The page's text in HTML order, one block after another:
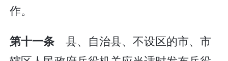
作。
第十一条 县、自治县、不设区的市、市